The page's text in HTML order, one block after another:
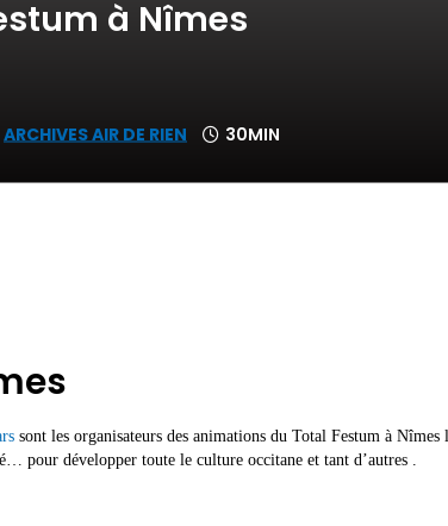
à Nîmes
ARCHIVES AIR DE RIEN 30MIN
sont les organisateurs des animations du Total Festum à
pour développer toute le culture occitane et tant d’autres .